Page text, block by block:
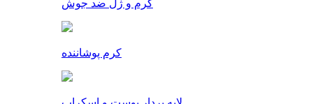
کرم و ژل ضد جوش
کرم پوشاننده